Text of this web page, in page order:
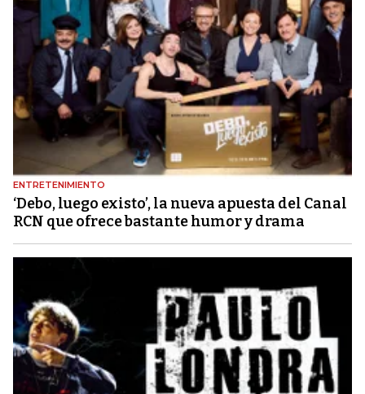
ENTRETENIMIENTO
‘Debo, luego existo’, la nueva apuesta del Canal
RCN que ofrece bastante humor y drama